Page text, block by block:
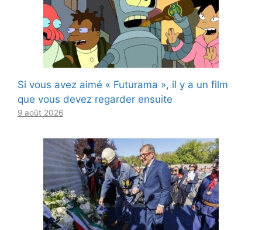
Si vous avez aimé « Futurama », il y a un film
que vous devez regarder ensuite
9 août 2026